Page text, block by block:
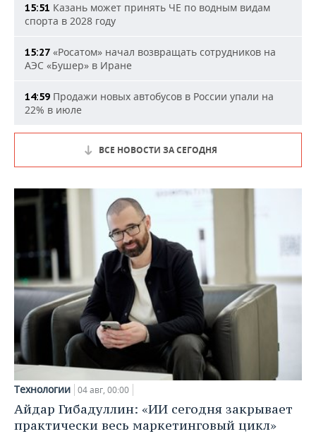
15:51 Казань может принять ЧЕ по водным видам
спорта в 2028 году
15:27 «Росатом» начал возвращать сотрудников на
АЭС «Бушер» в Иране
14:59 Продажи новых автобусов в России упали на
22% в июле
ВСЕ НОВОСТИ ЗА СЕГОДНЯ
Технологии 04 авг, 00:00
Айдар Гибадуллин: «ИИ сегодня закрывает
практически весь маркетинговый цикл»